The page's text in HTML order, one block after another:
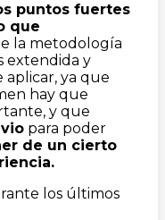
puntos fuertes
que
la metodología
extendida y
aplicar, ya que
hay que
y que
para poder
de un cierto
los últimos